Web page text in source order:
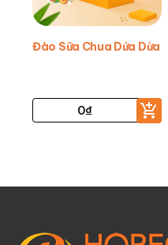
Đào Sữa Chua Dứa Dừa
0₫